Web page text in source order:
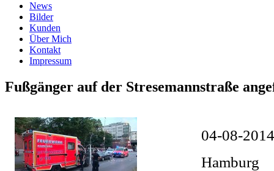
News
Bilder
Kunden
Über Mich
Kontakt
Impressum
Fußgänger auf der Stresemannstraße
04-08-2014
Hamburg